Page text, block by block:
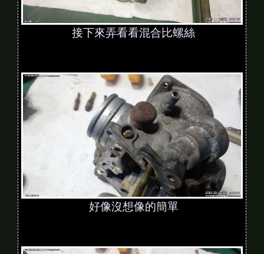
接下來弄看看混合比螺絲
好像沒想像的簡單